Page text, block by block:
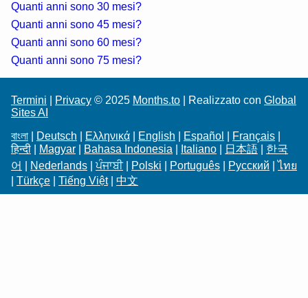
Quanti anni sono 30 mesi?
Quanti anni sono 45 mesi?
Quanti anni sono 60 mesi?
Quanti anni sono 75 mesi?
Termini Privacy © 2025 Months.to | Realizzato con Global
Sites AI
বাংলা
Deutsch Ελληνικά English Español Français
हिन्दी
Magyar Bahasa Indonesia Italiano 日本語
한국
어
Nederlands |ਪੰਜਾਬੀ| Polski Português Русский |ไทย
Türkçe Tiếng Việt| 中文